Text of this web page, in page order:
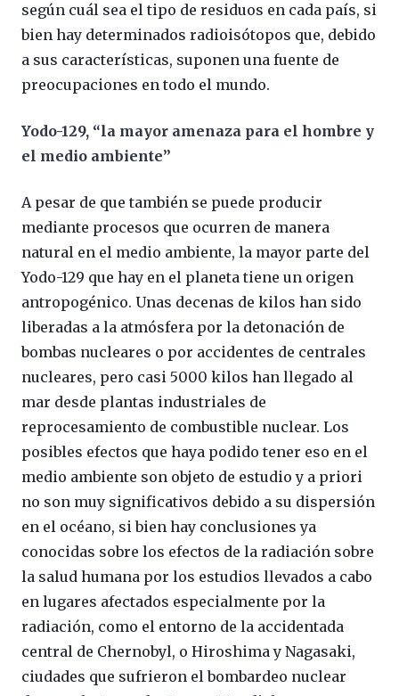
según cuál sea el tipo de residuos en cada país, si
bien hay determinados radioisótopos que, debido
a sus características, suponen una fuente de
preocupaciones en todo el mundo.
Yodo-129, “la mayor amenaza para el hombre y
el medio ambiente”
A pesar de que también se puede producir
mediante procesos que ocurren de manera
natural en el medio ambiente, la mayor parte del
Yodo-129 que hay en el planeta tiene un origen
antropogénico. Unas decenas de kilos han sido
liberadas a la atmósfera por la detonación de
bombas nucleares o por accidentes de centrales
nucleares, pero casi 5000 kilos han llegado al
mar desde plantas industriales de
reprocesamiento de combustible nuclear. Los
posibles efectos que haya podido tener eso en el
medio ambiente son objeto de estudio y a priori
no son muy significativos debido a su dispersión
en el océano, si bien hay conclusiones ya
conocidas sobre los efectos de la radiación sobre
la salud humana por los estudios llevados a cabo
en lugares afectados especialmente por la
radiación, como el entorno de la accidentada
central de Chernobyl, o Hiroshima y Nagasaki,
ciudades que sufrieron el bombardeo nuclear